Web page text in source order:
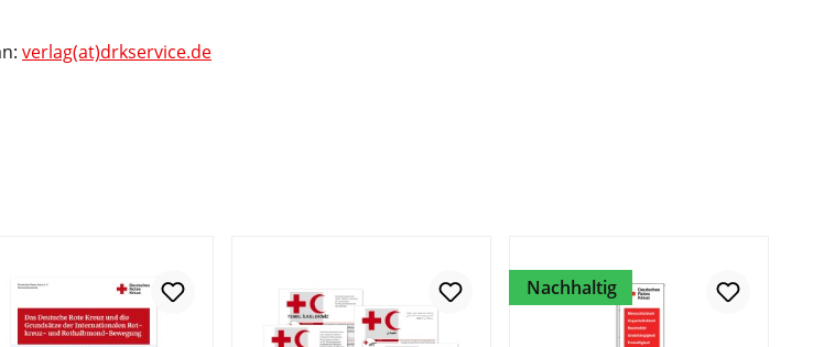
verlag(at)drkservice.de
Nachhaltig